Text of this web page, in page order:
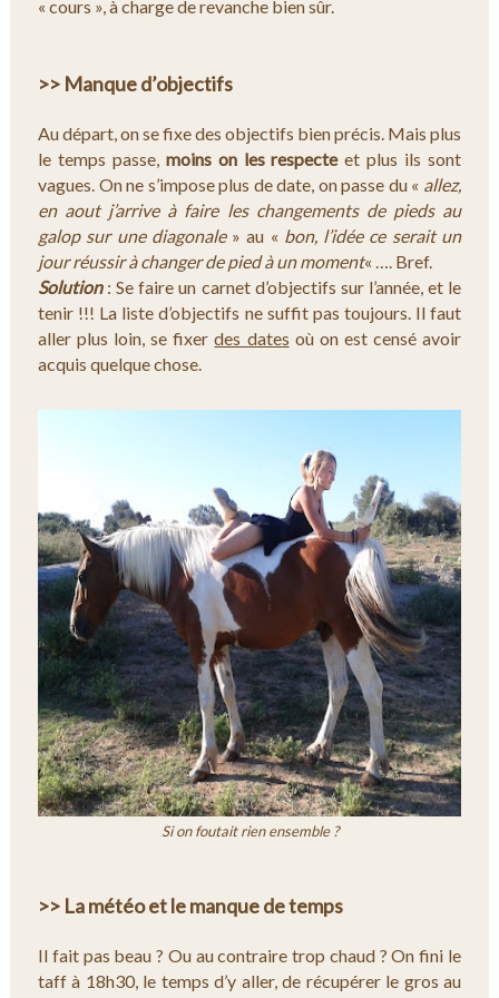
« cours », à charge de revanche bien sûr.
>> Manque d’objectifs
Au départ, on se fixe des objectifs bien précis. Mais plus
le temps passe, moins on les respecteet plus ils sont
vagues. On ne s’impose plus de date, on passe du « allez,
en aout j’arrive à faire les changements de pieds au
galop sur une diagonale» au « bon, l’idée ce serait un
jour réussir à changer de pied à un moment« …. Bref.
Solution: Se faire un carnet d’objectifs sur l’année, et le
tenir !!! La liste d’objectifs ne suffit pas toujours. Il faut
aller plus loin, se fixerdes dates où on est censé avoir
acquis quelque chose.
Si on foutait rien ensemble ?
>> La météo et le manque de temps
Il fait pas beau ? Ou au contraire trop chaud ? On fini le
taff à 18h30, le temps d’y aller, de récupérer le gros au